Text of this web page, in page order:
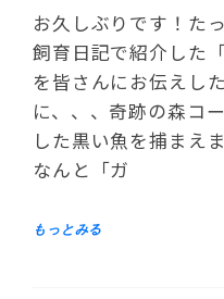
お久しぶりです！た
飼育日記で紹介した
を皆さんにお伝えし
に、、、奇跡の森コ
した黒い魚を捕まえ
なんと「ガ